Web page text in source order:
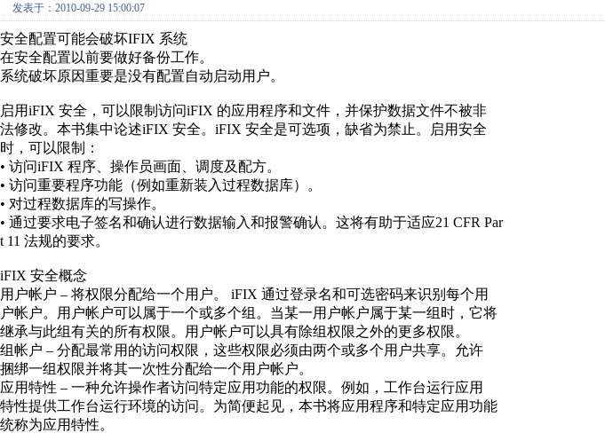
发表于：2010-09-29 15:00:07
安全配置可能会破坏IFIX 系统
在安全配置以前要做好备份工作。
系统破坏原因重要是没有配置自动启动用户。
启用iFIX 安全，可以限制访问iFIX 的应用程序和文件，并保护数据文件不被非
法修改。本书集中论述iFIX 安全。iFIX 安全是可选项，缺省为禁止。启用安全
时，可以限制：
• 访问iFIX 程序、操作员画面、调度及配方。
• 访问重要程序功能（例如重新装入过程数据库）。
• 对过程数据库的写操作。
• 通过要求电子签名和确认进行数据输入和报警确认。这将有助于适应21 CFR Par
t 11 法规的要求。
iFIX 安全概念
用户帐户 – 将权限分配给一个用户。 iFIX 通过登录名和可选密码来识别每个用
户帐户。用户帐户可以属于一个或多个组。当某一用户帐户属于某一组时，它将
继承与此组有关的所有权限。用户帐户可以具有除组权限之外的更多权限。
组帐户 – 分配最常用的访问权限，这些权限必须由两个或多个用户共享。允许
捆绑一组权限并将其一次性分配给一个用户帐户。
应用特性 – 一种允许操作者访问特定应用功能的权限。例如，工作台运行应用
特性提供工作台运行环境的访问。为简便起见，本书将应用程序和特定应用功能
统称为应用特性。